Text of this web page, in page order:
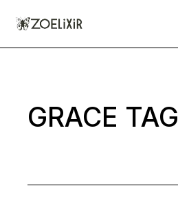
GRACE TAG